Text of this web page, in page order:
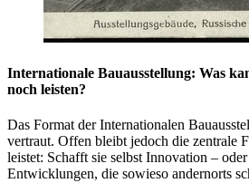
Internationale Bauausstellung: Was
noch leisten?
Das Format der Internationalen
vertraut. Offen bleibt jedoch die zentrale
leistet: Schafft sie selbst Innovation –
Entwicklungen, die sowieso andernorts